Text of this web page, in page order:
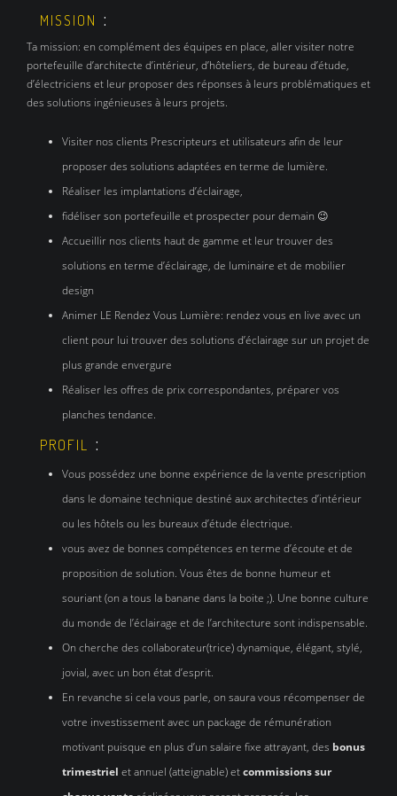
MISSION :
Ta mission: en complément des équipes en place, aller visiter notre
portefeuille d’architecte d’intérieur, d’hôteliers, de bureau d’étude,
d’électriciens et leur proposer des réponses à leurs problématiques et
des solutions ingénieuses à leurs projets.
Visiter nos clients Prescripteurs et utilisateurs afin de leur
proposer des solutions adaptées en terme de lumière.
Réaliser les implantations d’éclairage,
fidéliser son portefeuille et prospecter pour demain 😉
Accueillir nos clients haut de gamme et leur trouver des
solutions en terme d’éclairage, de luminaire et de mobilier
design
Animer LE Rendez Vous Lumière: rendez vous en live avec un
client pour lui trouver des solutions d’éclairage sur un projet de
plus grande envergure
Réaliser les offres de prix correspondantes, préparer vos
planches tendance.
PROFIL :
Vous possédez une bonne expérience de la vente prescription
dans le domaine technique destiné aux architectes d’intérieur
ou les hôtels ou les bureaux d’étude électrique.
vous avez de bonnes compétences en terme d’écoute et de
proposition de solution. Vous êtes de bonne humeur et
souriant (on a tous la banane dans la boite ;). Une bonne culture
du monde de l’éclairage et de l’architecture sont indispensable.
On cherche des collaborateur(trice) dynamique, élégant, stylé,
jovial, avec un bon état d’esprit.
En revanche si cela vous parle, on saura vous récompenser de
votre investissement avec un package de rémunération
motivant puisque en plus d’un salaire fixe attrayant, des bonus
trimestriel et annuel (atteignable) etcommissions sur